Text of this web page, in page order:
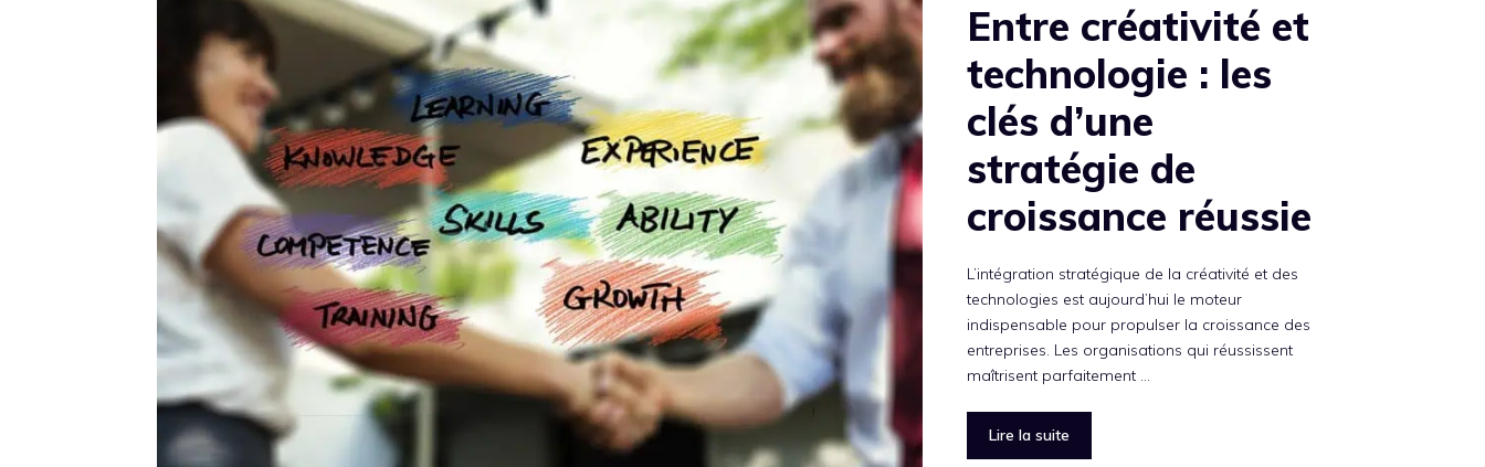
Entre créativité et
technologie : les
clés d’une
stratégie de
croissance réussie
L’intégration stratégique de la créativité et des
technologies est aujourd’hui le moteur
indispensable pour propulser la croissance des
entreprises. Les organisations qui réussissent
maîtrisent parfaitement …
Lire la suite